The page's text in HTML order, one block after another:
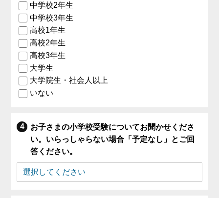
中学校2年生
中学校3年生
高校1年生
高校2年生
高校3年生
大学生
大学院生・社会人以上
いない
お子さまの小学校受験についてお聞かせくださ
い。いらっしゃらない場合「予定なし」とご回
答ください。